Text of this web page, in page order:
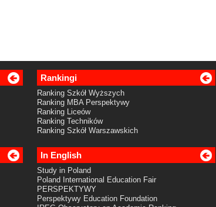
Rankingi
Ranking Szkół Wyższych
Ranking MBA Perspektywy
Ranking Liceów
Ranking Techników
Ranking Szkół Warszawskich
In English
Study in Poland
Poland International Education Fair
PERSPEKTYWY
Perspektywy Education Foundation